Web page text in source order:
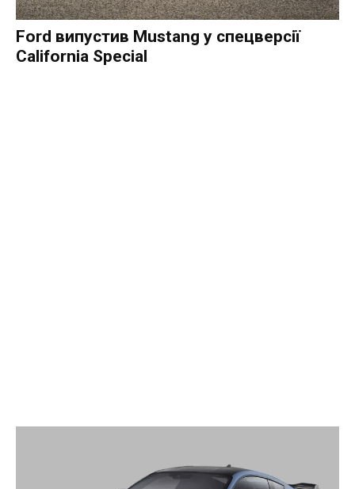
Ford випустив Mustang у спецверсії
California Special